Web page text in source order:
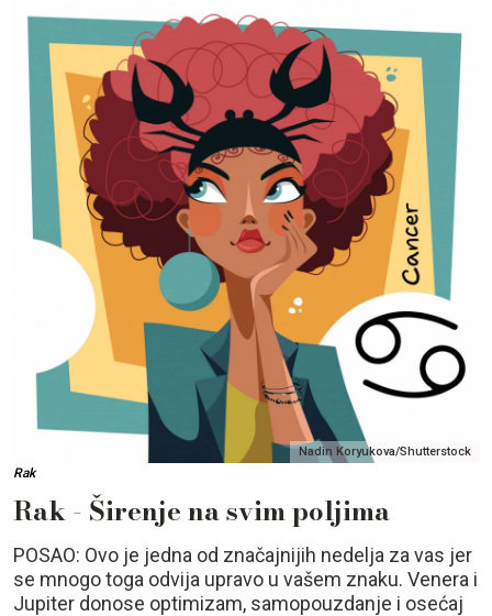
Nadin Koryukova/Shutterstock
Rak
Rak - Širenje na svim poljima
POSAO: Ovo je jedna od značajnijih nedelja za vas jer
se mnogo toga odvija upravo u vašem znaku. Venera i
Jupiter donose optimizam, samopouzdanje i osećaj